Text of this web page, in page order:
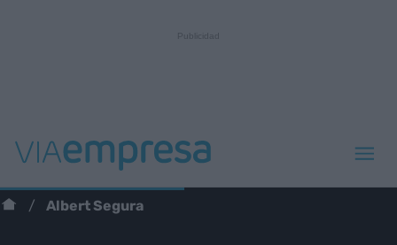
Albert Segura